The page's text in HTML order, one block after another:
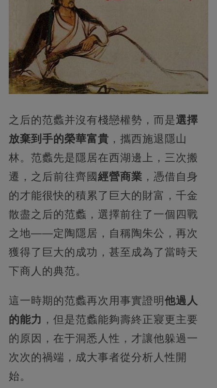
之后的范蠡并沒有棧戀權勢，而是選擇
放棄到手的榮華富貴 ，攜西施退隱山
林。范蠡先是隱居在西湖邊上，三次搬
遷，之后前往齊國經營商業 ，憑借自身
的才能很快的積累了巨大的財富，千金
散盡之后的范蠡，選擇前往了一個四戰
之地——定陶隱居，自稱陶朱公，再次
獲得了巨大的成功，甚至成為了當時天
下商人的典范。
這一時期的范蠡再次用事實證明他過人
的能力 ，但是范蠡能夠壽終正寢更主要
的原因，在于洞悉人性，才讓他躲過一
次次的禍端，成大事者從分析人性開
始。